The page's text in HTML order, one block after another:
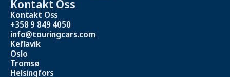
Kontakt Oss
Kontakt Oss
+358 9 849 4050
info@touringcars.com
Keflavik
Oslo
Tromsø
Helsingfors